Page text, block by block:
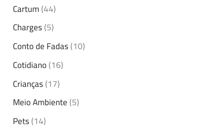
Cartum(44)
Charges(5)
Conto de Fadas(10)
Cotidiano(16)
Crianças(17)
Meio Ambiente(5)
Pets(14)